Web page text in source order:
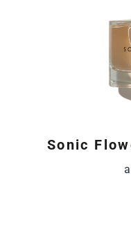
Sonic